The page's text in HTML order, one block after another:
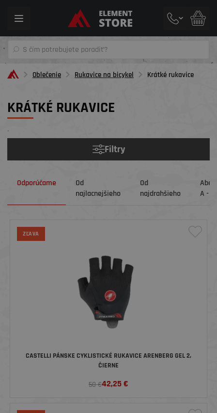
Toggle
Oblečenie Rukavice na bicykel Krátké rukavice
KRÁTKÉ RUKAVICE
´
Filtry
Odporúčame
Od
najlacnejšieho
Od
najdrahšieho
A - Z
ZĽAVA
CASTELLI PÁNSKE CYKLISTICKÉ RUKAVICE ARENBERG GEL 2,
ČIERNE
50 €42,25€